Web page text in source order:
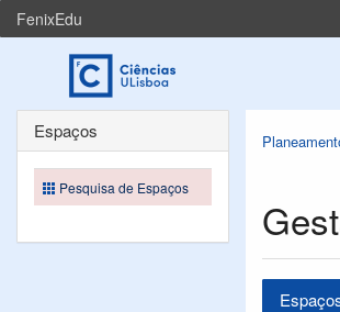
FenixEdu
Espaços
Pesquisa de Espaços